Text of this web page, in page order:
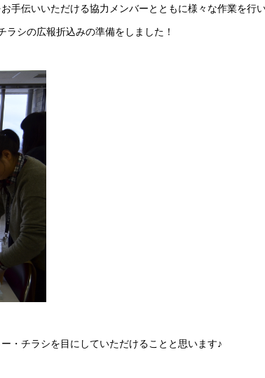
手伝いいただける協力メンバーとともに様々な作業を行
シの広報折込みの準備をしました！
・チラシを目にしていただけることと思います♪